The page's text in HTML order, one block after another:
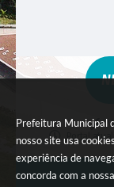
Prefeitura Municipal
nosso site usa
experiência de
concorda com a nossa
Portal